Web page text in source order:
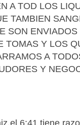
A TOD LOS
TAMBIEN
SON
TOMAS Y LOS
A
Y